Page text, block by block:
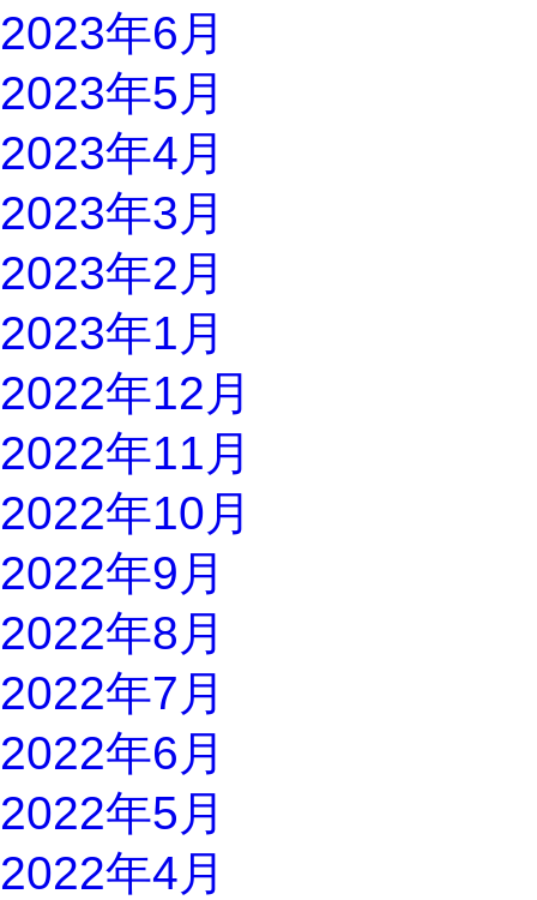
2023年6月
2023年5月
2023年4月
2023年3月
2023年2月
2023年1月
2022年12月
2022年11月
2022年10月
2022年9月
2022年8月
2022年7月
2022年6月
2022年5月
2022年4月